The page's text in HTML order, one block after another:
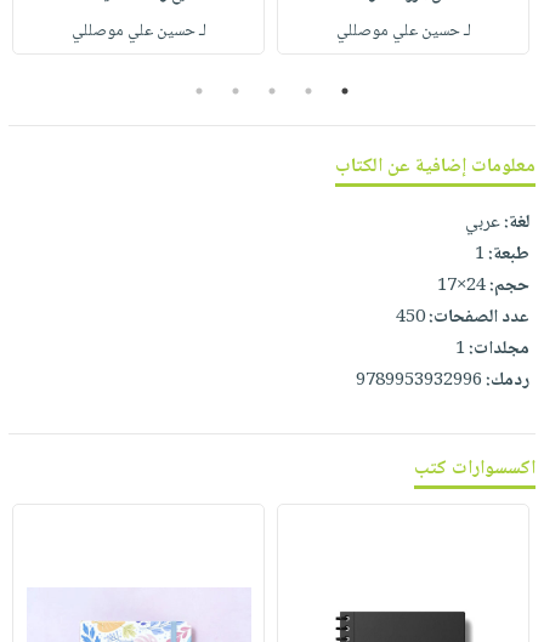
صابون
أطفال
فيديوهات
أسئلة
طرحها
خدمات
نيل
وفرات
انشر
كتابك
تواصل
معنا
نشرة
الإصدارات
لـ حسين علي موصللي
لـ حسين علي موصللي
1
2
3
4
5
معلومات إضافية عن الكتاب
لغة:عربي
طبعة:1
حجم:24×17
عدد الصفحات:450
مجلدات:1
ردمك:9789953932996
اكسسوارات كتب